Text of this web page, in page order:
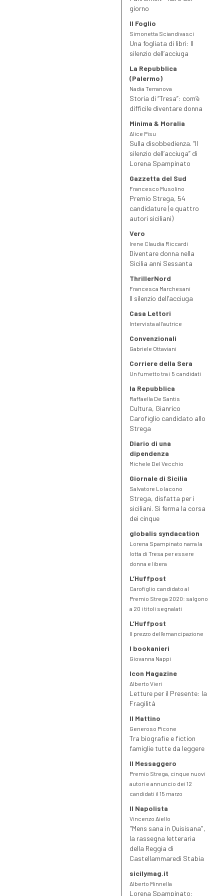
giorno
Il Foglio
Simonetta Sciandivasci
Una fogliata di libri: Il
silenzio dell’acciuga
La Repubblica
(Palermo)
Nadia Terranova
Storia di “Tresa”: com’è
difficile diventare donna
Minima & Moralia
Alice Pisu
Sulla disobbedienza. “Il
silenzio dell’acciuga” di
Lorena Spampinato
Gazzetta del Sud
Francesco Musolino
Premio Strega, 54
candidature (e quattro
autori siciliani)
Vero
Irene Claudia Riccardi
Diventare donna nella
Sicilia anni Sessanta
ThrillerNord
Francesca Marchesani
Il silenzio dell’acciuga
Casa Lettori
Intervista all’autrice
Convenzionali
Gabriele Ottaviani
Corriere della Sera
Un fumetto tra i 5 candidati
la Repubblica
Raffaella De Santis
Cultura, Gianrico
Carofiglio candidato allo
Strega
Diario di una
dipendenza
Michele Del Vecchio
Giornale di Sicilia
Salvatore Lo Iacono
Strega, disfatta per i
siciliani. Si ferma la corsa
dei cinque
globalis syndacation
Lorena Spampinato narra la
lotta di Tresa per essere
donna e libera
L’Huffpost
Carofiglio candidato al
Premio Strega 2020: salgono
a 20 i titoli segnalati
L’Huffpost
Il prezzo dell'emancipazione
I bookanieri
Giovanna Nappi
Icon Magazine
Alberto Vieri
Letture per il Presente: la
Fragilità
Il Mattino
Generoso Picone
Tra biografie e fiction
famiglie tutte da leggere
Il Messaggero
Premio Strega, cinque nuovi
autori e annuncio dei 12
candidati il 15 marzo
Il Napolista
Vincenzo Aiello
"Mens sana in Quisisana",
la rassegna letteraria
della Reggia di
Castellammaredi Stabia
sicilymag.it
Alberto Minnella
Lorena Spampinato: